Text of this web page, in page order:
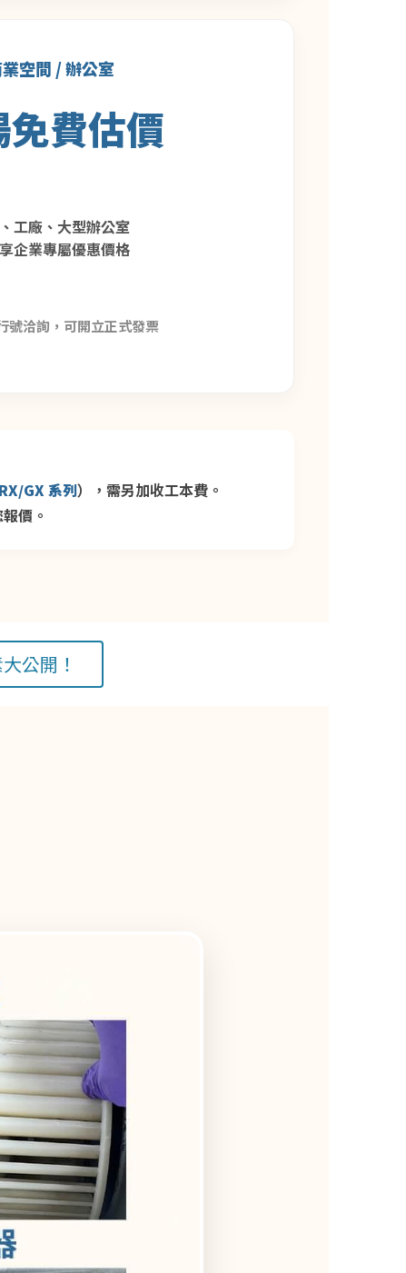
空間 / 辦公室
費估價
工廠、大型辦公室
企業專屬優惠價格
號洽詢，可開立正式發票
GX 系列），需另加收工本費。
價。
公開！